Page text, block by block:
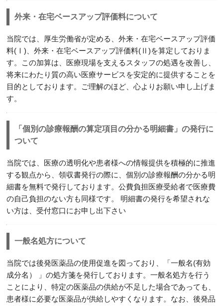
外来・在宅ベースアップ評価料について
当院では、厚生労働省が定める、外来・在宅ベースアップ評価
料(Ⅰ)、外来・在宅ベースアップ評価料(Ⅱ)を算定しておりま
す。この加算は、医療現場を支えるスタッフの処遇を改善し、
将来にわたり質の高い医療サービスを安定的に提供することを
目的としております。ご理解のほど、心よりお願い申し上げま
す。
「個別の診療報酬の算定項目の分かる明細書」の発行に
ついて
当院では、医療の透明化や患者様への情報提供を積極的に推進
する観点から、領収書発行の際に、個別の診療報酬の分かる明
細書を無料で発行しております。公費負担医療受給者で医療費
の自己負担のない方も同様です。 明細書の発行を希望されな
い方は、受付窓口にお申し出下さい
一般名処方について
当院では後発医薬品の使用促進を図っており、「一般名(有効
成分名） 」の処方箋を発行しております。一般名処方を行う
ことにより、特定の医薬品の供給が不足した場合であっても、
患者様に必要な医薬品が供給しやすくなります。なお、後発品